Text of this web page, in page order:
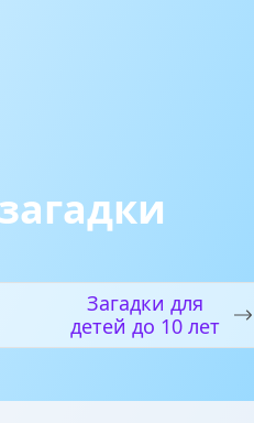
Загадки для
детей до 10 лет